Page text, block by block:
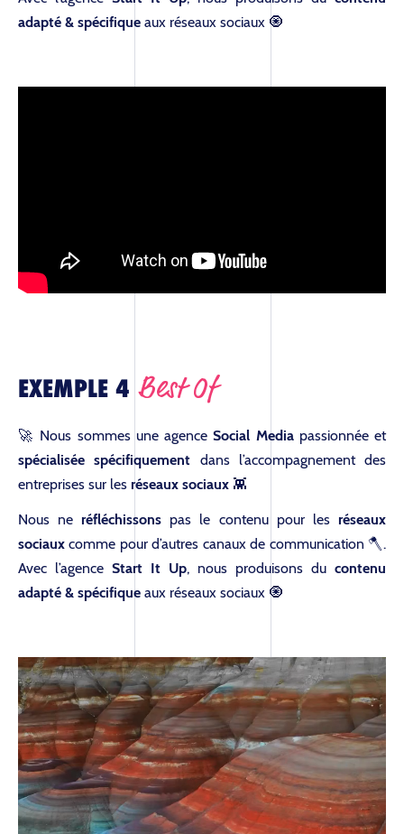
adapté & spécifiqueaux réseaux sociaux 🧿
EXEMPLE 4 Best Of
🚀 Nous sommes une agenceSocial Mediapassionnée et
spécialisée spécifiquement dans l’accompagnement des
entreprises sur les réseaux sociaux 👾
Nous ne réfléchissons pas le contenu pour les réseaux
sociauxcomme pour d’autres canaux de communication 🪓.
Avec l’agence Start It Up, nous produisons du contenu
adapté & spécifiqueaux réseaux sociaux 🧿